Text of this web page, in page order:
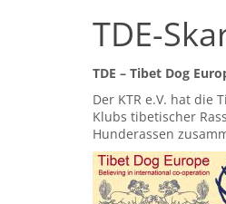
TDE-
TDE – Tibet Dog
Der KTR e.V. hat die
Klubs tibetischer
Hunderassen